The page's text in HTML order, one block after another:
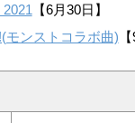
【6月30日】
モンストコラボ曲)